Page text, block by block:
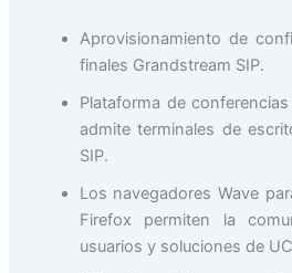
Aprovisionamiento de
finales Grandstream SIP.
Plataforma de
admite terminales de
SIP.
Los navegadores Wave
Firefox permiten la
usuarios y soluciones de